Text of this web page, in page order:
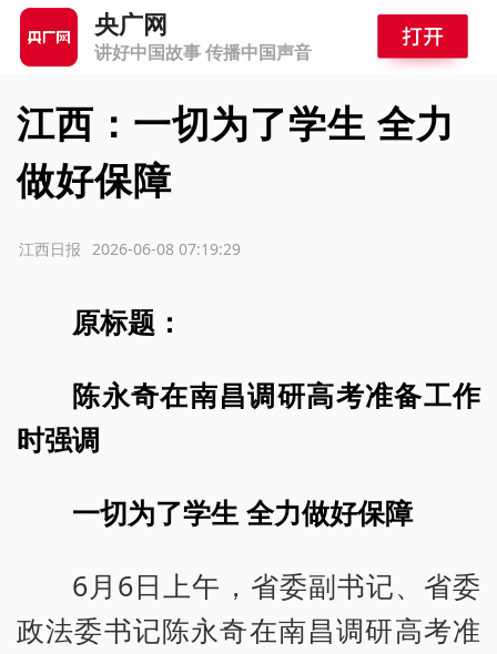
央广网
讲好中国故事 传播中国声音
江西：一切为了学生 全力
做好保障
2026-06-08 07:19:29
江西日报
原标题：
陈永奇在南昌调研高考准备工作
时强调
一切为了学生 全力做好保障
6月6日上午，省委副书记、省委
政法委书记陈永奇在南昌调研高考准